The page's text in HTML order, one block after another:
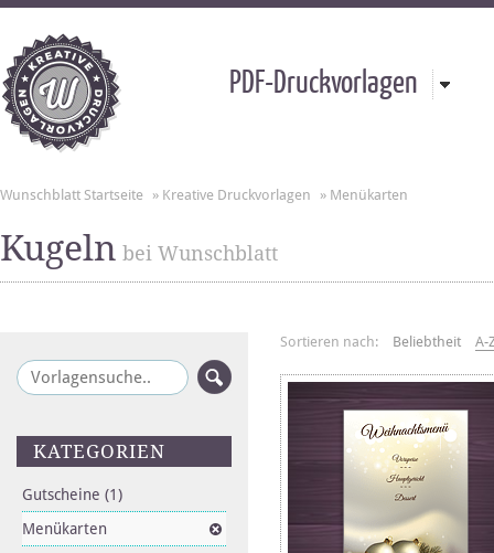
PDF-Druckvorlagen
Wunschblatt Startseite » Kreative Druckvorlagen » Menükarten
Kugeln bei Wunschblatt
KATEGORIEN
Gutscheine (1)
Menükarten
Sortieren nach: Beliebtheit A-